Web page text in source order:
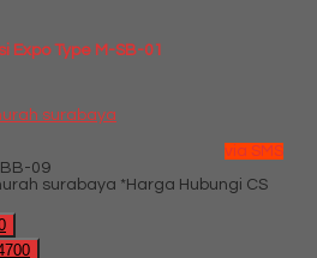
Expo Type M-SB-01
via SMS
09
*Harga Hubungi CS